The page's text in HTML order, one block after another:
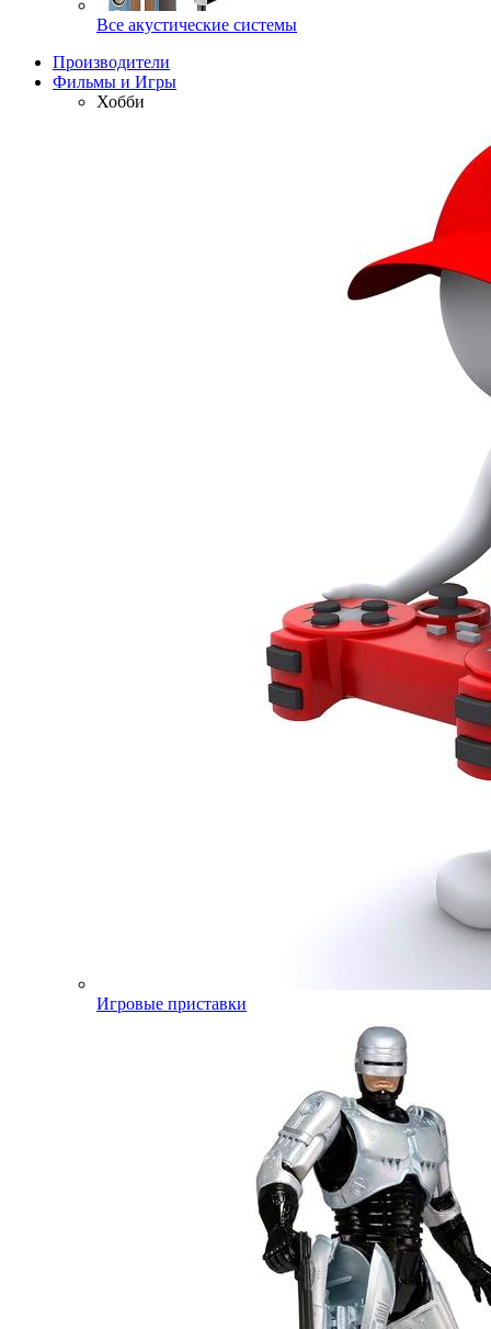
Все акустические системы
Производители
Фильмы и Игры
Хобби
Игровые приставки